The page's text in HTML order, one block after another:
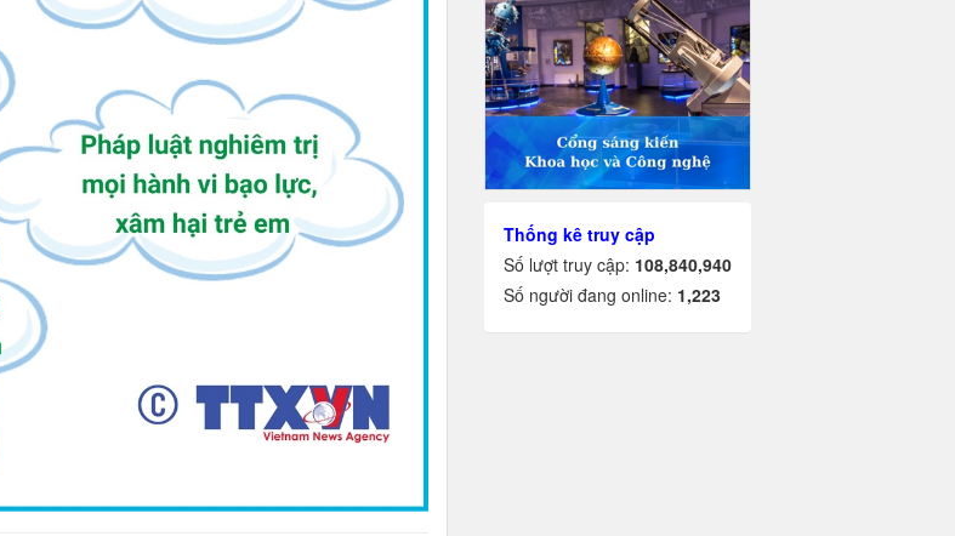
Thống kê truy cập
Số lượt truy cập: 108,840,940
Số người đang online: 1,223